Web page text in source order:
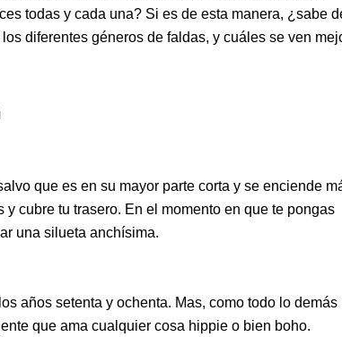
todas y cada una? Si es de esta manera, ¿sabe
diferentes géneros de faldas, y cuáles se ven
que es en su mayor parte corta y se enciende
cubre tu trasero. En el momento en que te pongas
una silueta anchísima.
años setenta y ochenta. Mas, como todo lo demás
que ama cualquier cosa hippie o bien boho.